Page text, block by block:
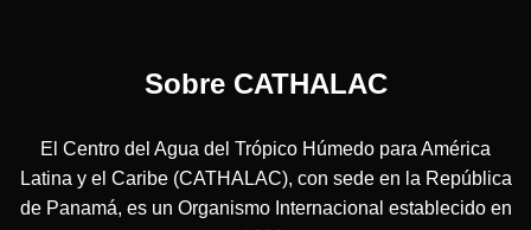
Sobre CATHALAC
El Centro del Agua del Trópico Húmedo para América
Latina y el Caribe (CATHALAC), con sede en la República
de Panamá, es un Organismo Internacional establecido en